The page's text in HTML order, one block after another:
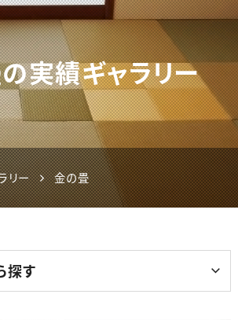
実績ギャラリー
リー 金の畳
探す